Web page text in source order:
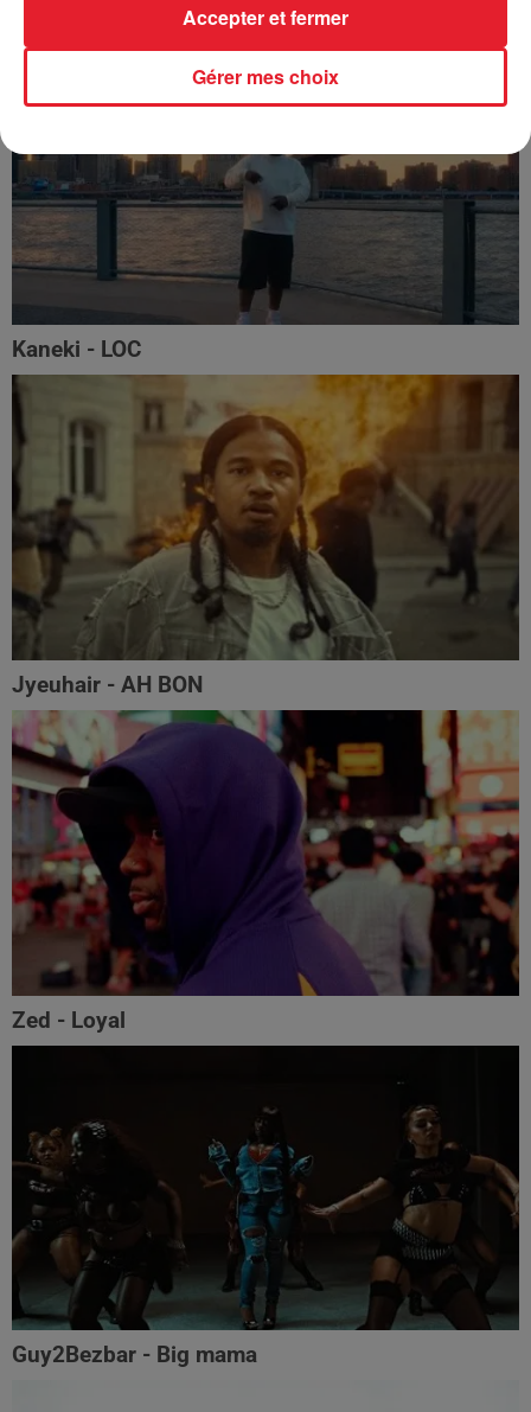
Franglish & Keblack - Génération Impolie
Kaneki - LOC
Jyeuhair - AH BON
Zed - Loyal
Guy2Bezbar - Big mama
Gérer mes choix
Accepter et fermer